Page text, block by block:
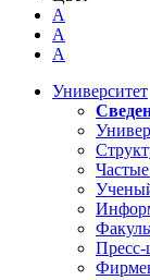
A
A
A
Университет
Пресс-